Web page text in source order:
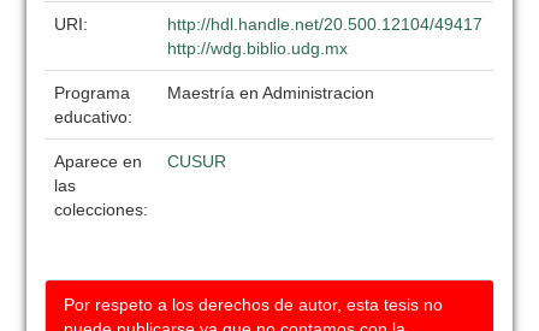
URI:
http://hdl.handle.net/20.500.12104/49417
http://wdg.biblio.udg.mx
Programa
educativo:
Maestría en Administracion
Aparece en
las
colecciones:
CUSUR
Por respeto a los derechos de autor, esta tesis no